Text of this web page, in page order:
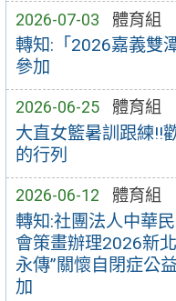
2026-07-03 體育組
轉知:「2026嘉義雙
參加
2026-06-25 體育組
大直女籃暑訓跟練!!
的行列
2026-06-12 體育組
轉知:社團法人中華
會策畫辦理2026新
永傳”關懷自閉症公
加